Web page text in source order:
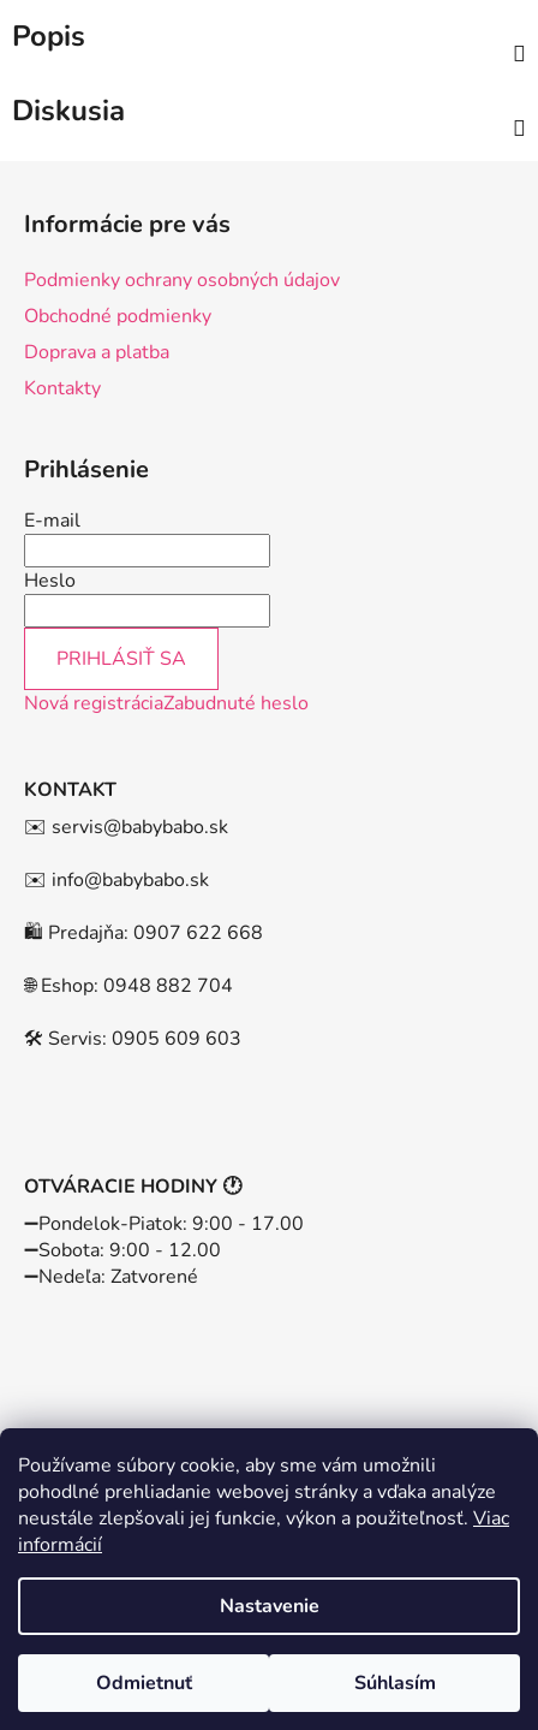
Používame súbory cookie, aby sme vám umožnili
pohodlné prehliadanie webovej stránky a vďaka analýze
neustále zlepšovali jej funkcie, výkon a použiteľnosť. Viac
informácií
Nastavenie
Odmietnuť Súhlasím
Popis
Diskusia
Informácie pre vás
Podmienky ochrany osobných údajov
Obchodné podmienky
Doprava a platba
Kontakty
Prihlásenie
E-mail
Heslo
PRIHLÁSIŤ SA
Nová registráciaZabudnuté heslo
KONTAKT
✉️ servis@babybabo.sk
✉️ info@babybabo.sk
🛍️ Predajňa: 0907 622 668
🌐 Eshop: 0948 882 704
🛠️ Servis: 0905 609 603
OTVÁRACIE HODINY 🕐
➖️Pondelok-Piatok: 9:00 - 17.00
➖️Sobota: 9:00 - 12.00
➖️Nedeľa: Zatvorené
Instagram Facebook
Vytvoril Shoptet
Copyright 2026BABYBABO
. Všetky práva vyhradené.
Upraviť nastavenie cookies